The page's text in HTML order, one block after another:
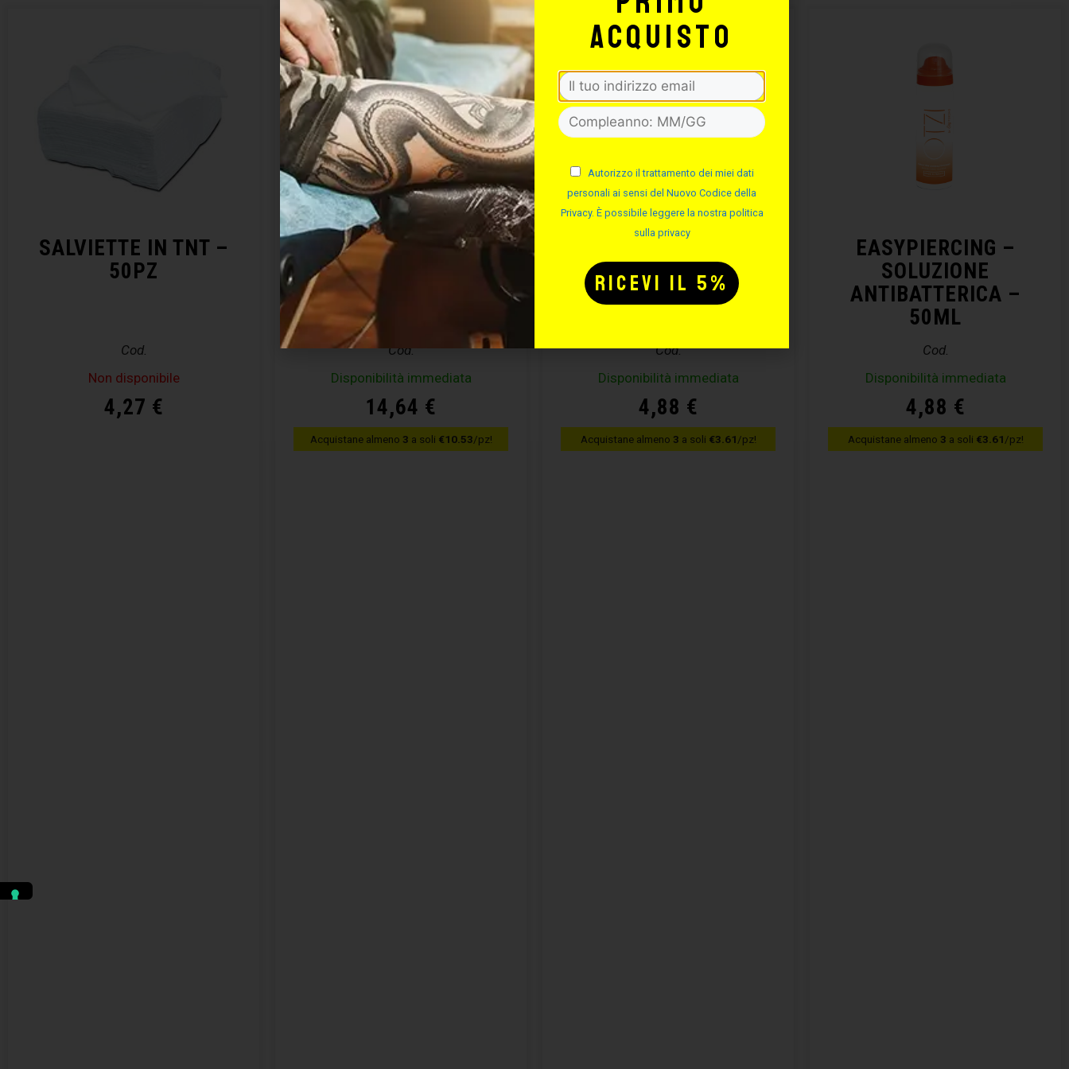
SALVIETTE IN TNT –
50PZ
Cod.
Non disponibile
4,27 €
KIT CURA PIERCING
– EASYPIERCING
Cod.
Disponibilità immediata
14,64 €
Acquistane almeno 3 a soli €10.53/pz!
SOLUZIONE SALINA
– 50ML
Cod.
Disponibilità immediata
4,88 €
Acquistane almeno 3 a soli €3.61/pz!
EASYPIERCING –
SOLUZIONE
ANTIBATTERICA –
50ML
Cod.
Disponibilità immediata
4,88 €
Acquistane almeno 3 a soli €3.61/pz!
acquisto
Autorizzo il trattamento dei miei dati
personali ai sensi del Nuovo Codice della
Privacy. È possibile leggere la nostra politica
sulla privacy